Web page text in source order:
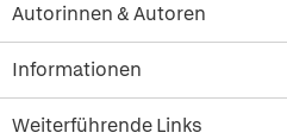
Autorinnen & Autoren
Informationen
Weiterführende Links